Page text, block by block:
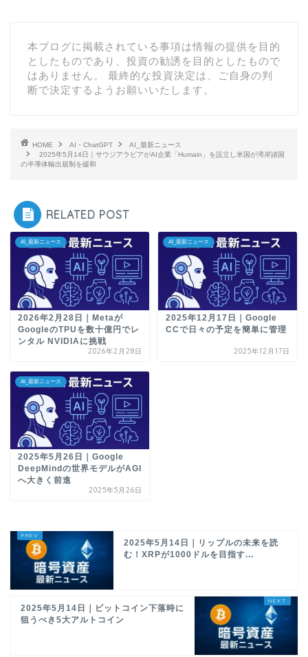
本ブログに掲載されている事項は情報の提供を目的
としたものであり、投資の勧誘を目的としたもので
はありません。 最終的な投資決定は、ご自身の判
断で決定するようお願いいたします。
HOME AI・ChatGPT
AI_最新ニュース
2025年5月14日｜サウジアラビアがAI企業「Humain」を設立し米国が湾岸諸国
の半導体輸出規制を緩和
RELATED POST
AI_最新ニュース
2026年2月28日｜Metaが
GoogleのTPUを数十億円でレ
ンタル NVIDIAに挑戦
2026年2月28日
AI_最新ニュース
2025年12月17日｜Google
CCで日々の予定を簡単に管理
2025年12月17日
AI_最新ニュース
2025年5月26日｜Google
DeepMindの世界モデルがAGI
へ大きく前進
2025年5月26日
2025年5月14日｜リップルの未来を読
む！XRPが1000ドルを目指す...
2025年5月14日｜ビットコイン下落時に
狙うべき5大アルトコイン